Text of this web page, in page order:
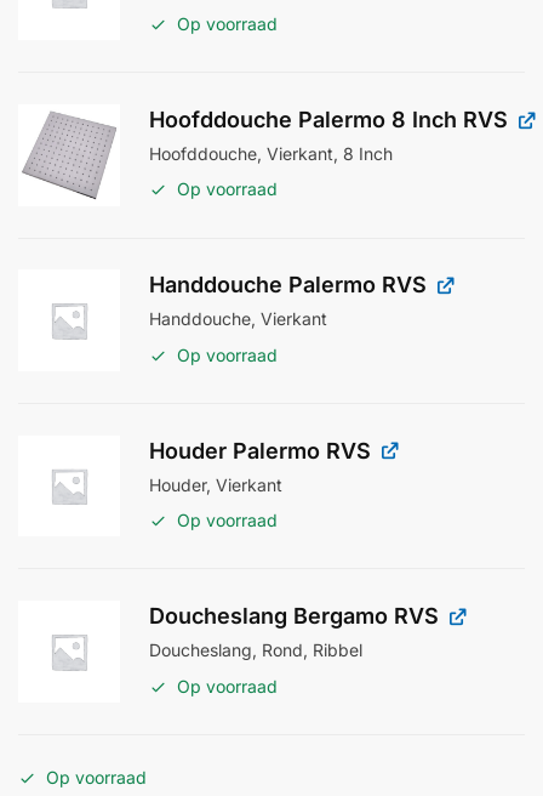
Op voorraad
Hoofddouche Palermo 8 Inch RVS
Hoofddouche, Vierkant, 8 Inch
Op voorraad
Handdouche Palermo RVS
Handdouche, Vierkant
Op voorraad
Houder Palermo RVS
Houder, Vierkant
Op voorraad
Doucheslang Bergamo RVS
Doucheslang, Rond, Ribbel
Op voorraad
Op voorraad